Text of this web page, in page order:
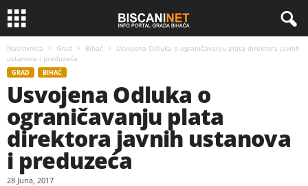
Naslovnica Grad Bihać
Usvojena Odluka o ograničavanju plata direktora javnih
ustanova i preduzeća
GRAD BIHAĆ
Usvojena Odluka o
ograničavanju plata
direktora javnih ustanova
i preduzeća
28 Juna, 2017